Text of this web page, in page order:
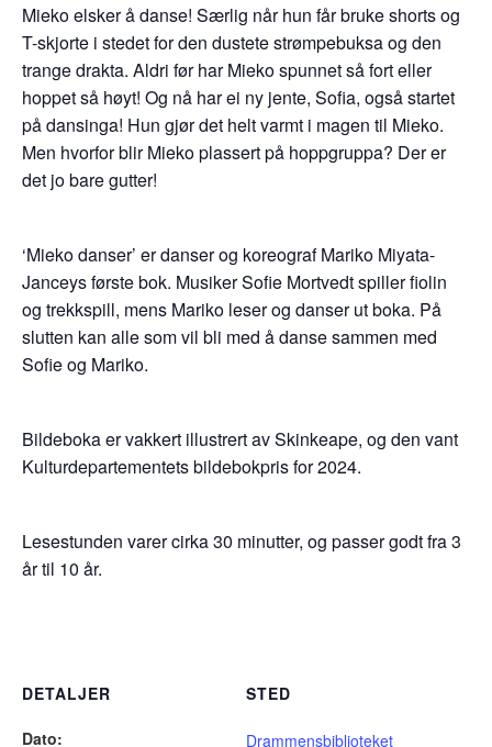
Mieko elsker å danse! Særlig når hun får bruke shorts og
T-skjorte i stedet for den dustete strømpebuksa og den
trange drakta. Aldri før har Mieko spunnet så fort eller
hoppet så høyt! Og nå har ei ny jente, Sofia, også startet
på dansinga! Hun gjør det helt varmt i magen til Mieko.
Men hvorfor blir Mieko plassert på hoppgruppa? Der er
det jo bare gutter!
‘Mieko danser’ er danser og koreograf Mariko Miyata-
Janceys første bok. Musiker Sofie Mortvedt spiller fiolin
og trekkspill, mens Mariko leser og danser ut boka. På
slutten kan alle som vil bli med å danse sammen med
Sofie og Mariko.
Bildeboka er vakkert illustrert av Skinkeape, og den vant
Kulturdepartementets bildebokpris for 2024.
Lesestunden varer cirka 30 minutter, og passer godt fra 3
år til 10 år.
DETALJER
Dato:
STED
Drammensbiblioteket